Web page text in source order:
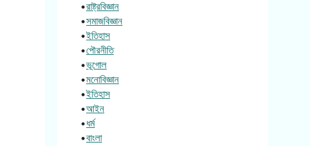
•রাষ্ট্রবিজ্ঞান
•সমাজবিজ্ঞান
•ইতিহাস
•পৌরনীতি
•ভূগোল
•মনোবিজ্ঞান
•ইতিহাস
•আইন
•ধর্ম
•বাংলা